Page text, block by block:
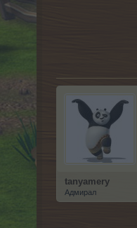
tanyamery
Адмирал